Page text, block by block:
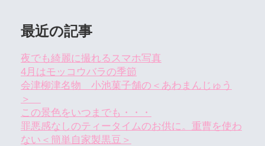
最近の記事
夜でも綺麗に撮れるスマホ写真
4月はモッコウバラの季節
会津柳津名物 小池菓子舗の＜あわまんじゅう
＞
この景色をいつまでも・・・
罪悪感なしのティータイムのお供に。重曹を使わ
ない＜簡単自家製黒豆＞